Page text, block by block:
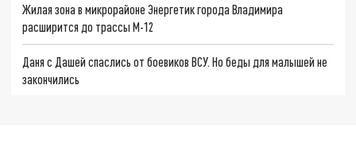
Жилая зона в микрорайоне Энергетик города Владимира
расширится до трассы М-12
Даня с Дашей спаслись от боевиков ВСУ. Но беды для малышей не
закончились